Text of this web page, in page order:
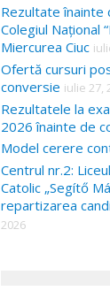
Rezultate înainte
Colegiul Național
Miercurea Ciuc
Ofertă cursuri
conversie iulie 27,
Rezultatele la
2026 înainte de
Model cerere
Centrul nr.2:
Catolic „Segítő
repartizarea
2026